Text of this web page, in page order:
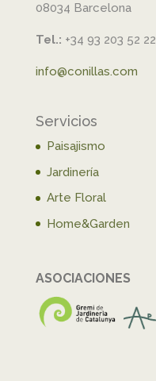
08034 Barcelona
Tel.: +34 93 203 52 22
info@conillas.com
Servicios
Paisajismo
Jardinería
Arte Floral
Home&Garden
ASOCIACIONES